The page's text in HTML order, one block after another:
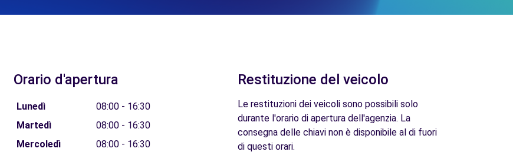
Orario d'apertura
Lunedì
08:00 - 16:30
Martedì
08:00 - 16:30
Mercoledì
08:00 - 16:30
Restituzione del veicolo
Le restituzioni dei veicoli sono possibili solo
durante l'orario di apertura dell'agenzia. La
consegna delle chiavi non è disponibile al di fuori
di questi orari.